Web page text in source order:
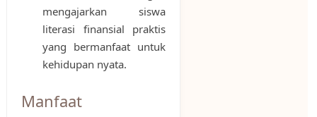
mengajarkan siswa
literasi finansial praktis
yang bermanfaat untuk
kehidupan nyata.
Manfaat